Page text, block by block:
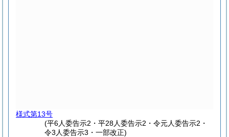
様式第13号
(平6人委告示2・平28人委告示2・令元人委告示2・
令3人委告示3・一部改正)